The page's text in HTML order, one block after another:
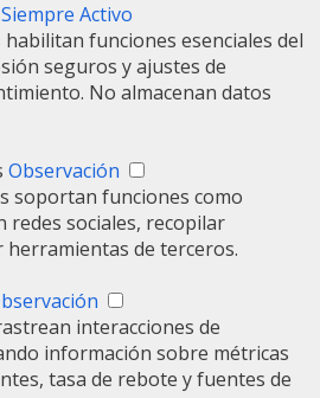
Siempre Activo
habilitan funciones esenciales del
seguros y ajustes de
No almacenan datos
Observación
soportan funciones como
sociales, recopilar
de terceros.
interacciones de
información sobre métricas
tasa de rebote y fuentes de